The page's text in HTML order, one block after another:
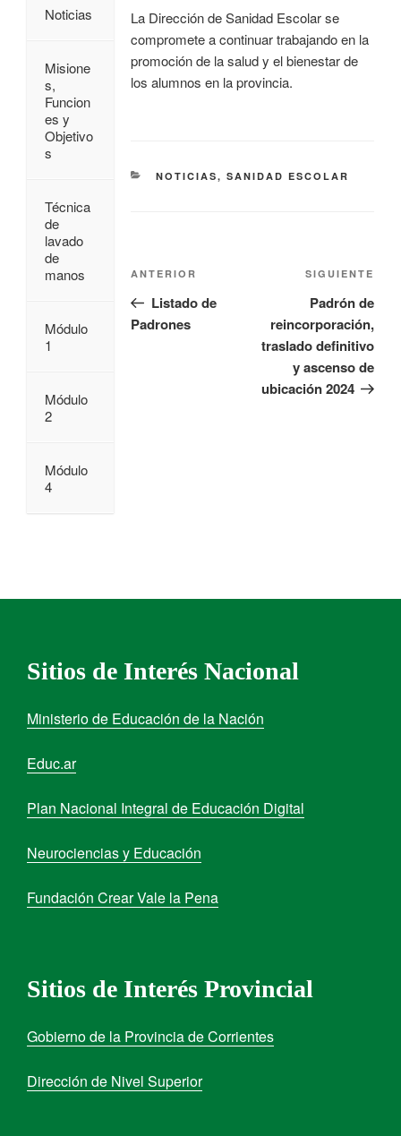
La Dirección de Sanidad Escolar se
compromete a continuar trabajando en la
promoción de la salud y el bienestar de
los alumnos en la provincia.
NOTICIAS, SANIDAD ESCOLAR
ANTERIOR
Listado de
Padrones
SIGUIENTE
Padrón de
reincorporación,
traslado definitivo
y ascenso de
ubicación 2024
Noticias
Misione
s,
Funcion
es y
Objetivo
s
Técnica
de
lavado
de
manos
Módulo
1
Módulo
2
Módulo
4
Sitios de Interés Nacional
Ministerio de Educación de la Nación
Educ.ar
Plan Nacional Integral de Educación Digital
Neurociencias y Educación
Fundación Crear Vale la Pena
Sitios de Interés Provincial
Gobierno de la Provincia de Corrientes
Dirección de Nivel Superior